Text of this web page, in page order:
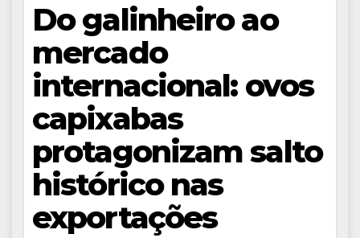
Do galinheiro ao
mercado
internacional: ovos
capixabas
protagonizam salto
histórico nas
exportações